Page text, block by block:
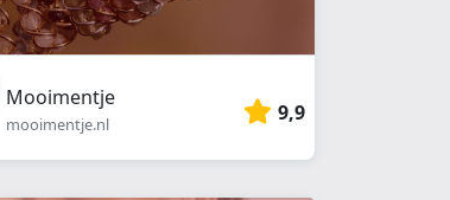
Mooimentje
mooimentje.nl 9,9